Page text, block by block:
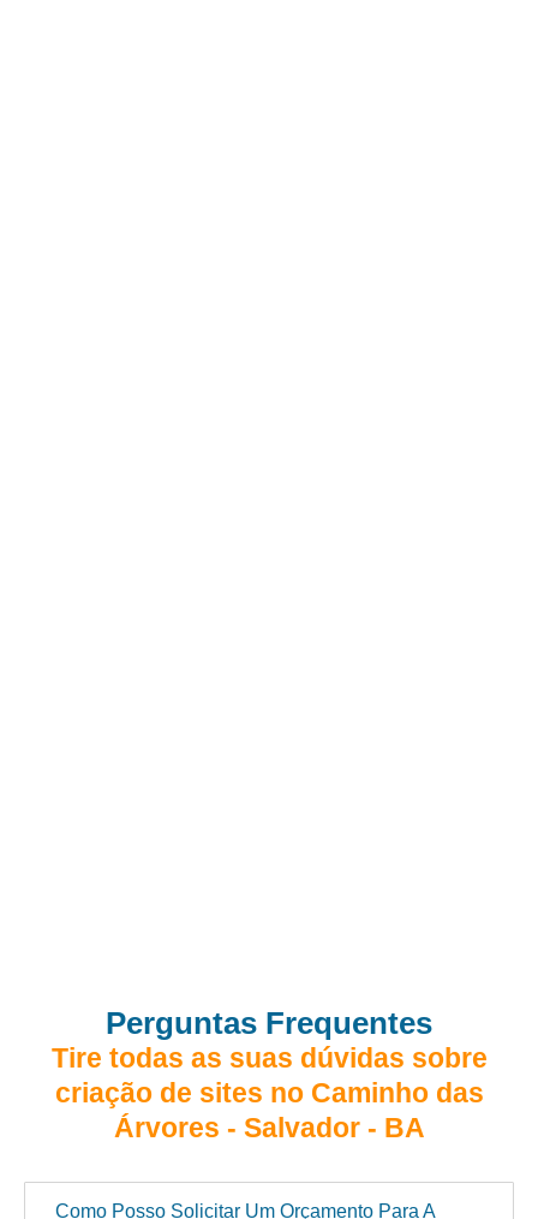
Perguntas Frequentes
Tire todas as suas dúvidas sobre
criação de sites no Caminho das
Árvores - Salvador - BA
Como Posso Solicitar Um Orçamento Para A